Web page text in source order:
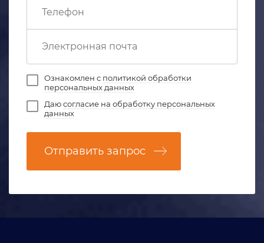
Ознакомлен с политикой обработки
персональных данных
Даюсогласие на обработку персональных
данных
Отправить запрос